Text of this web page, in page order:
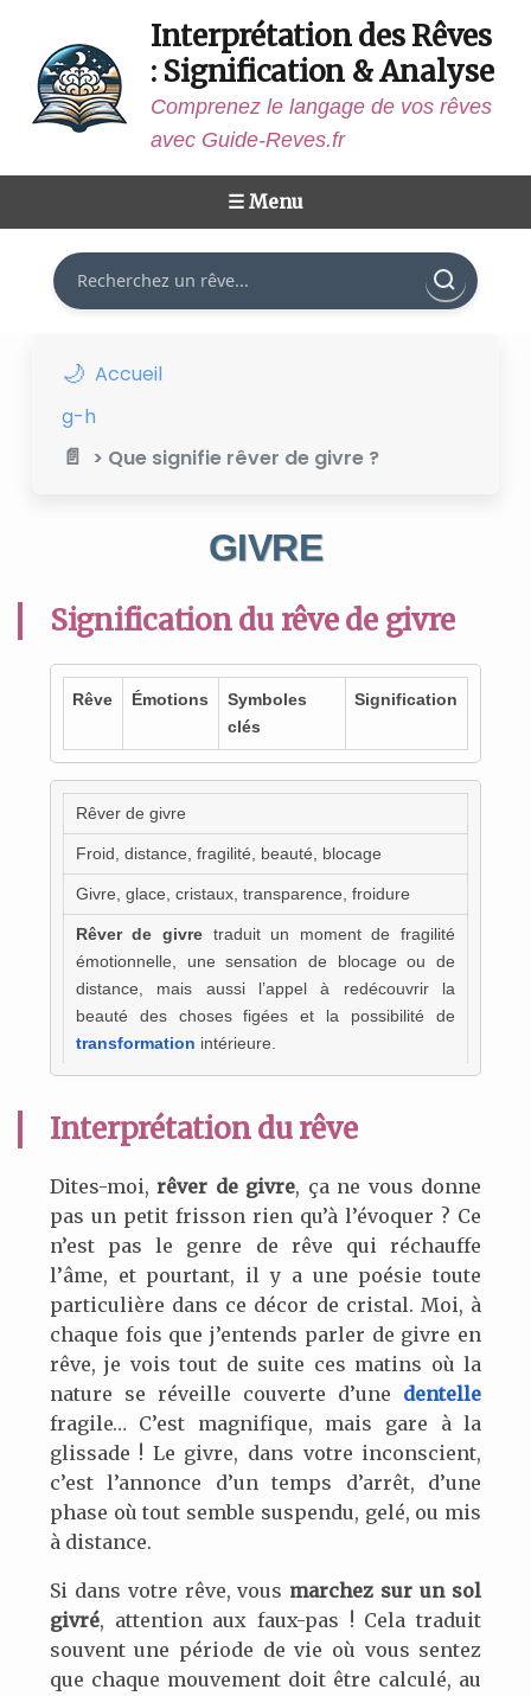
Interprétation des Rêves
: Signification & Analyse
Comprenez le langage de vos rêves
avec Guide-Reves.fr
☰ Menu
Rechercher
Accueil
g-h
> Que signifie rêver de givre ?
GIVRE
Signification du rêve de givre
Rêve Émotions
Symboles
clés
Signification
Rêver de givre
Froid, distance, fragilité, beauté, blocage
Givre, glace, cristaux, transparence, froidure
Rêver de givre traduit un moment de fragilité
émotionnelle, une sensation de blocage ou de
distance, mais aussi l’appel à redécouvrir la
beauté des choses figées et la possibilité de
transformation intérieure.
Interprétation du rêve
Dites-moi,rêver de givre, ça ne vous donne
pas un petit frisson rien qu’à l’évoquer ? Ce
n’est pas le genre de rêve qui réchauffe
l’âme, et pourtant, il y a une poésie toute
particulière dans ce décor de cristal. Moi, à
chaque fois que j’entends parler de givre en
rêve, je vois tout de suite ces matins où la
nature se réveille couverte d’une dentelle
fragile… C’est magnifique, mais gare à la
glissade ! Le givre, dans votre inconscient,
c’est l’annonce d’un temps d’arrêt, d’une
phase où tout semble suspendu, gelé, ou mis
à distance.
Si dans votre rêve, vous marchez sur un sol
givré, attention aux faux-pas ! Cela traduit
souvent une période de vie où vous sentez
que chaque mouvement doit être calculé, au